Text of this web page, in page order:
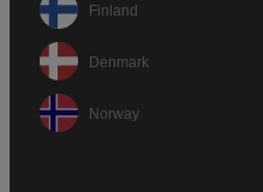
Finland
Denmark
Norway